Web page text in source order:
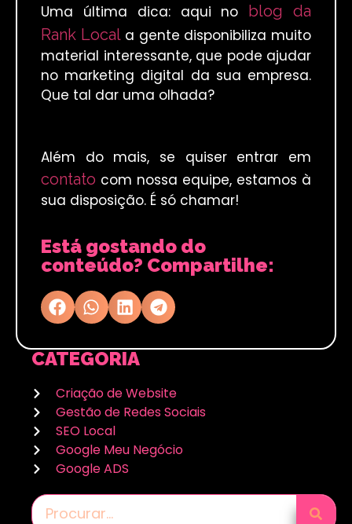
Uma última dica: aqui no blog da
Rank Locala gente disponibiliza muito
material interessante, que pode ajudar
no marketing digital da sua empresa.
Que tal dar uma olhada?
Além do mais, se quiser entrar em
contato com nossa equipe, estamos à
sua disposição. É só chamar!
Está gostando do
conteúdo? Compartilhe:
CATEGORIA
Criação de Website
Gestão de Redes Sociais
SEO Local
Google Meu Negócio
Google ADS